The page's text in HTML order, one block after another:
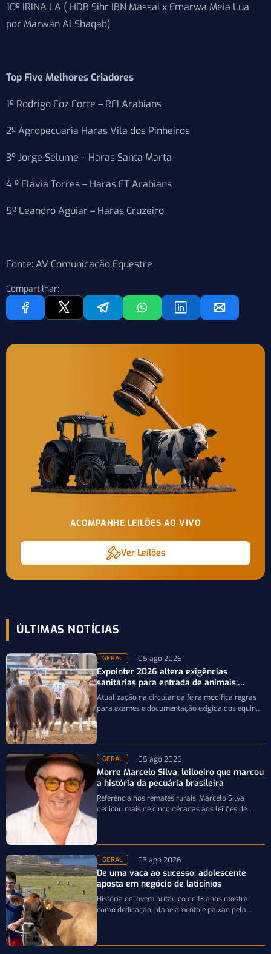
10º IRINA LA ( HDB Sihr IBN Massai x Emarwa Meia Lua
por Marwan Al Shaqab)
Top Five Melhores Criadores
1º Rodrigo Foz Forte – RFI Arabians
2º Agropecuária Haras Vila dos Pinheiros
3º Jorge Selume – Haras Santa Marta
4 º Flávia Torres – Haras FT Arabians
5º Leandro Aguiar – Haras Cruzeiro
Fonte: AV Comunicação Equestre
Compartilhar:
ACOMPANHE LEILÕES AO VIVO
Ver Leilões
ÚLTIMAS NOTÍCIAS
GERAL 05 ago 2026
Expointer 2026 altera exigências
sanitárias para entrada de animais;
entenda
Atualização na circular da feira modifica regras
para exames e documentação exigida dos equinos
GERAL 05 ago 2026
Morre Marcelo Silva, leiloeiro que marcou
a história da pecuária brasileira
Referência nos remates rurais, Marcelo Silva
dedicou mais de cinco décadas aos leilões de
GERAL 03 ago 2026
De uma vaca ao sucesso: adolescente
aposta em negócio de laticínios
História de jovem britânico de 13 anos mostra
como dedicação, planejamento e paixão pela